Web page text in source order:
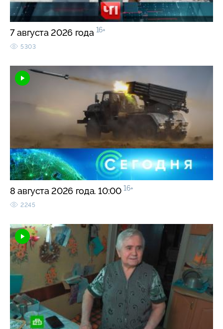
7 августа 2026 года 16+
5303
8 августа 2026 года. 10:00 16+
2245